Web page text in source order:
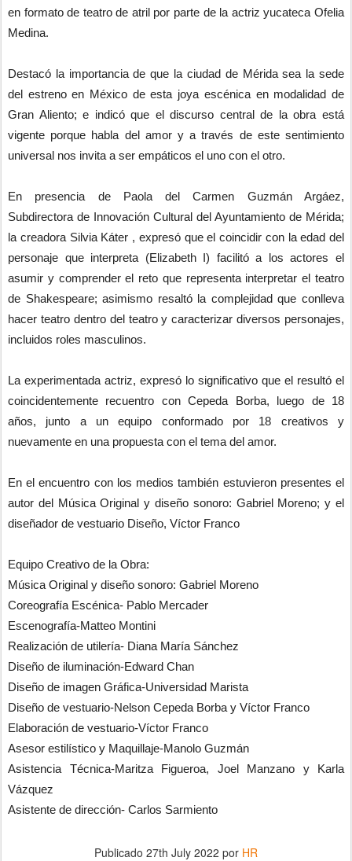
en formato de teatro de atril por parte de la actriz yucateca Ofelia
Medina.
Destacó la importancia de que la ciudad de Mérida sea la sede
del estreno en México de esta joya escénica en modalidad de
Gran Aliento; e indicó que el discurso central de la obra está
vigente porque habla del amor y a través de este sentimiento
universal nos invita a ser empáticos el uno con el otro.
En presencia de Paola del Carmen Guzmán Argáez,
Subdirectora de Innovación Cultural del Ayuntamiento de Mérida;
la creadora Silvia Káter , expresó que el coincidir con la edad del
personaje que interpreta (Elizabeth I) facilitó a los actores el
asumir y comprender el reto que representa interpretar el teatro
de Shakespeare; asimismo resaltó la complejidad que conlleva
hacer teatro dentro del teatro y caracterizar diversos personajes,
incluidos roles masculinos.
La experimentada actriz, expresó lo significativo que el resultó el
coincidentemente recuentro con Cepeda Borba, luego de 18
años, junto a un equipo conformado por 18 creativos y
nuevamente en una propuesta con el tema del amor.
En el encuentro con los medios también estuvieron presentes el
autor del Música Original y diseño sonoro: Gabriel Moreno; y el
diseñador de vestuario Diseño, Víctor Franco
Equipo Creativo de la Obra:
Música Original y diseño sonoro: Gabriel Moreno
Coreografía Escénica- Pablo Mercader
Escenografía-Matteo Montini
Realización de utilería- Diana María Sánchez
Diseño de iluminación-Edward Chan
Diseño de imagen Gráfica-Universidad Marista
Diseño de vestuario-Nelson Cepeda Borba y Víctor Franco
Elaboración de vestuario-Víctor Franco
Asesor estilístico y Maquillaje-Manolo Guzmán
Asistencia Técnica-Maritza Figueroa, Joel Manzano y Karla
Vázquez
Asistente de dirección- Carlos Sarmiento
Publicado 27th July 2022 por HR